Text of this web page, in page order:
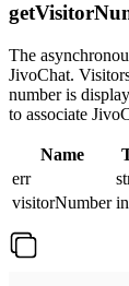
The
JivoChat.
number is
to associate
Name
err
visitorNumber